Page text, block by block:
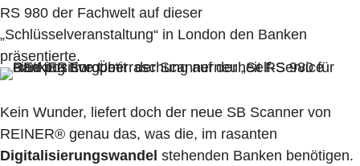
RS 980 der Fachwelt auf dieser
„Schlüsselveranstaltung“ in London den Banken
präsentierte.
Kein Wunder, liefert doch der neue SB Scanner von
REINER® genau das, was die, im rasanten
Digitalisierungswandel stehenden Banken benötigen.